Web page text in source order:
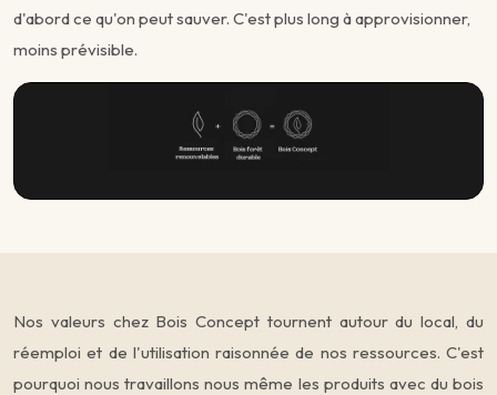
d'abord ce qu'on peut sauver. C'est plus long à approvisionner,
moins prévisible.
Nos valeurs chez Bois Concept tournent autour du local, du
réemploi et de l'utilisation raisonnée de nos ressources. C'est
pourquoi nous travaillons nous même les produits avec du bois